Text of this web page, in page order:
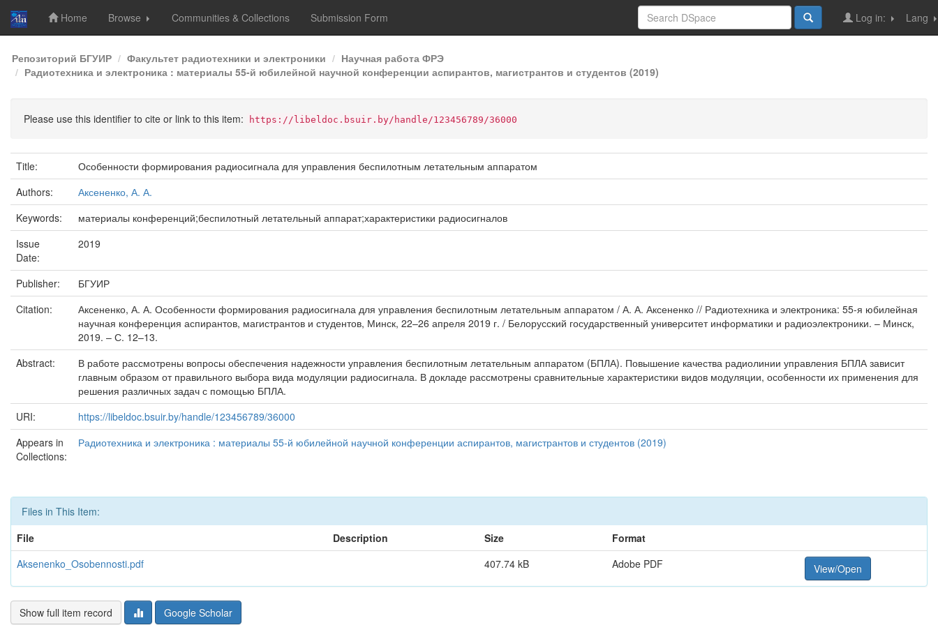
Skip
navigation
Home Browse Communities & Collections Submission Form Lang
Log in:
Репозиторий БГУИР Факультет радиотехники и электроники
Научная работа ФРЭ
Радиотехника и электроника : материалы 55-й юбилейной научной конференции аспирантов, магистрантов и студентов (2019)
Please use this identifier to cite or link to this item: https://libeldoc.bsuir.by/handle/123456789/36000
Title:
Особенности формирования радиосигнала для управления беспилотным летательным аппаратом
Authors:
Аксененко, А. А.
Keywords:
материалы конференций;беспилотный летательный аппарат;характеристики радиосигналов
Issue
Date:
2019
Publisher:
БГУИР
Citation:
Аксененко, А. А. Особенности формирования радиосигнала для управления беспилотным летательным аппаратом / А. А. Аксененко // Радиотехника и электроника: 55-я юбилейная
научная конференция аспирантов, магистрантов и студентов, Минск, 22–26 апреля 2019 г. / Белорусский государственный университет информатики и радиоэлектроники. – Минск,
2019. – С. 12–13.
Abstract:
В работе рассмотрены вопросы обеспечения надежности управления беспилотным летательным аппаратом (БПЛА). Повышение качества радиолинии управления БПЛА зависит
главным образом от правильного выбора вида модуляции радиосигнала. В докладе рассмотрены сравнительные характеристики видов модуляции, особенности их применения для
решения различных задач с помощью БПЛА.
URI:
https://libeldoc.bsuir.by/handle/123456789/36000
Appears in
Collections:
Радиотехника и электроника : материалы 55-й юбилейной научной конференции аспирантов, магистрантов и студентов (2019)
Files in This Item:
File
Description Size
Format
Aksenenko_Osobennosti.pdf
407.74 kB Adobe PDF View/Open
Show full item record Google Scholar